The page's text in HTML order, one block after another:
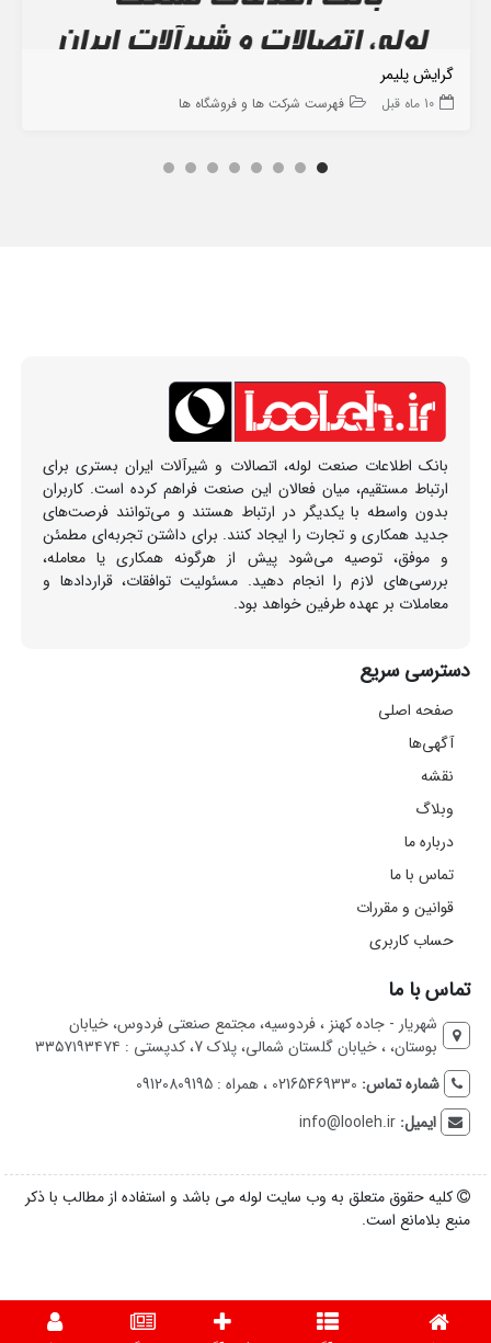
گرایش پلیمر
10 ماه قبل فهرست شرکت ها و فروشگاه ها
بانک اطلاعات صنعت لوله، اتصالات و شیرآلات ایران بستری برای
ارتباط مستقیم، میان فعالان این صنعت فراهم کرده است. کاربران
بدون واسطه با یکدیگر در ارتباط هستند و می‌توانند فرصت‌های
جدید همکاری و تجارت را ایجاد کنند. برای داشتن تجربه‌ای مطمئن
و موفق، توصیه می‌شود پیش از هرگونه همکاری یا معامله،
بررسی‌های لازم را انجام دهید. مسئولیت توافقات، قراردادها و
معاملات بر عهده طرفین خواهد بود.
دسترسی سریع
صفحه اصلی
آگهی‌ها
نقشه
وبلاگ
درباره ما
تماس با ما
قوانین و مقررات
حساب کاربری
تماس با ما
شهریار - جاده کهنز ، فردوسیه، مجتمع صنعتی فردوس، خیابان
بوستان، ، خیابان گلستان شمالی، پلاک 7، کدپستی : ۳۳۵۷۱۹۳۴۷۴
شماره تماس: 02165469330 ، همراه : 09120809195
ایمیل:info@looleh.ir
کلیه حقوق متعلق به وب سایت لوله می باشد و استفاده از مطالب با ذکر
منبع بلامانع است.